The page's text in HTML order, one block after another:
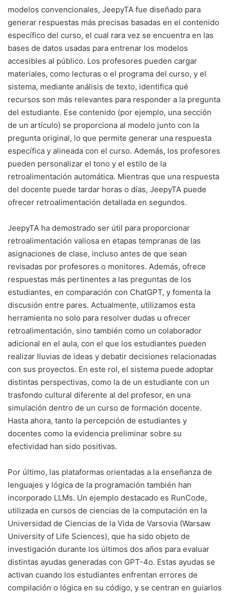
modelos convencionales, JeepyTA fue diseñado para
generar respuestas más precisas basadas en el contenido
específico del curso, el cual rara vez se encuentra en las
bases de datos usadas para entrenar los modelos
accesibles al público. Los profesores pueden cargar
materiales, como lecturas o el programa del curso, y el
sistema, mediante análisis de texto, identifica qué
recursos son más relevantes para responder a la pregunta
del estudiante. Ese contenido (por ejemplo, una sección
de un artículo) se proporciona al modelo junto con la
pregunta original, lo que permite generar una respuesta
específica y alineada con el curso. Además, los profesores
pueden personalizar el tono y el estilo de la
retroalimentación automática. Mientras que una respuesta
del docente puede tardar horas o días, JeepyTA puede
ofrecer retroalimentación detallada en segundos.
JeepyTA ha demostrado ser útil para proporcionar
retroalimentación valiosa en etapas tempranas de las
asignaciones de clase, incluso antes de que sean
revisadas por profesores o monitores. Además, ofrece
respuestas más pertinentes a las preguntas de los
estudiantes, en comparación con ChatGPT, y fomenta la
discusión entre pares. Actualmente, utilizamos esta
herramienta no solo para resolver dudas u ofrecer
retroalimentación, sino también como un colaborador
adicional en el aula, con el que los estudiantes pueden
realizar lluvias de ideas y debatir decisiones relacionadas
con sus proyectos. En este rol, el sistema puede adoptar
distintas perspectivas, como la de un estudiante con un
trasfondo cultural diferente al del profesor, en una
simulación dentro de un curso de formación docente.
Hasta ahora, tanto la percepción de estudiantes y
docentes como la evidencia preliminar sobre su
efectividad han sido positivas.
Por último, las plataformas orientadas a la enseñanza de
lenguajes y lógica de la programación también han
incorporado LLMs. Un ejemplo destacado es RunCode,
utilizada en cursos de ciencias de la computación en la
Universidad de Ciencias de la Vida de Varsovia (Warsaw
University of Life Sciences), que ha sido objeto de
investigación durante los últimos dos años para evaluar
distintas ayudas generadas con GPT-4o. Estas ayudas se
activan cuando los estudiantes enfrentan errores de
compilación o lógica en su código, y se centran en guiarlos